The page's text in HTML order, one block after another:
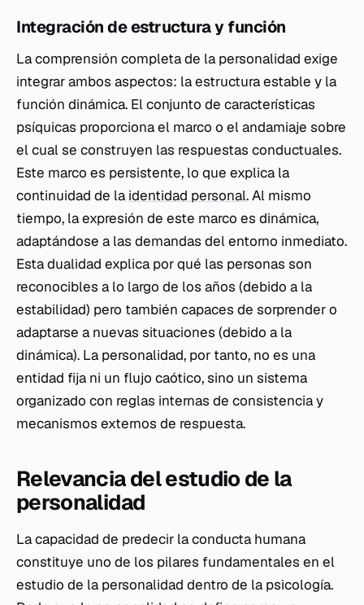
Integración de estructura y función
La comprensión completa de la personalidad exige
integrar ambos aspectos: la estructura estable y la
función dinámica. El conjunto de características
psíquicas proporciona el marco o el andamiaje sobre
el cual se construyen las respuestas conductuales.
Este marco es persistente, lo que explica la
continuidad de la identidad personal. Al mismo
tiempo, la expresión de este marco es dinámica,
adaptándose a las demandas del entorno inmediato.
Esta dualidad explica por qué las personas son
reconocibles a lo largo de los años (debido a la
estabilidad) pero también capaces de sorprender o
adaptarse a nuevas situaciones (debido a la
dinámica). La personalidad, por tanto, no es una
entidad fija ni un flujo caótico, sino un sistema
organizado con reglas internas de consistencia y
mecanismos externos de respuesta.
Relevancia del estudio de la
personalidad
La capacidad de predecir la conducta humana
constituye uno de los pilares fundamentales en el
estudio de la personalidad dentro de la psicología.